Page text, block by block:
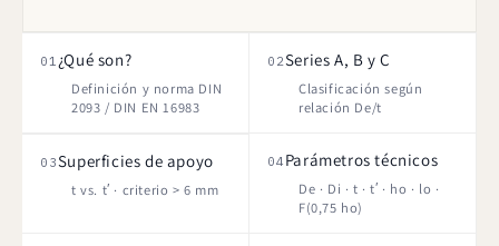
01 ¿Qué son?
Definición y norma DIN
2093 / DIN EN 16983
02Series A, B y C
Clasificación según
relación De/t
03Superficies de apoyo
t vs. t′ · criterio > 6 mm
04 Parámetros técnicos
De · Di · t · t′ · ho · lo ·
F(0,75 ho)